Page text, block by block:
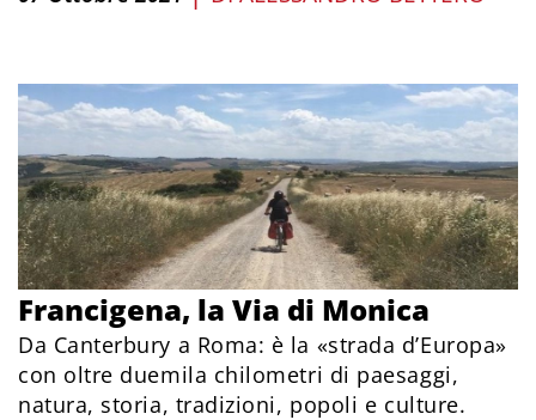
Francigena, la Via di Monica
Da Canterbury a Roma: è la «strada d’Europa»
con oltre duemila chilometri di paesaggi,
natura, storia, tradizioni, popoli e culture.